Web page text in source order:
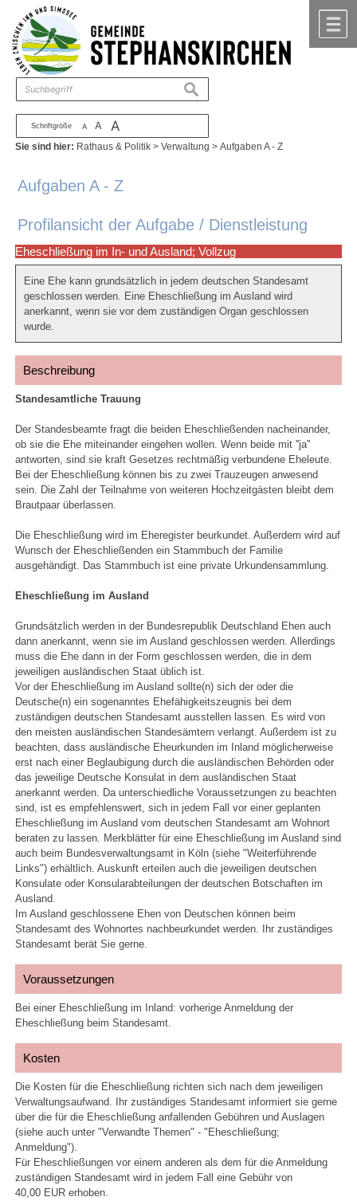
Zum Inhalt ,zur Navigation
Schriftgröße A A A
suchen
Sie sind hier: Rathaus & Politik >Verwaltung >Aufgaben A - Z
Aufgaben A - Z
Profilansicht der Aufgabe / Dienstleistung
Eheschließung im In- und Ausland; Vollzug
Eine Ehe kann grundsätzlich in jedem deutschen Standesamt
geschlossen werden. Eine Eheschließung im Ausland wird
anerkannt, wenn sie vor dem zuständigen Organ geschlossen
wurde.
Beschreibung
Standesamtliche Trauung
Der Standesbeamte fragt die beiden Eheschließenden nacheinander,
ob sie die Ehe miteinander eingehen wollen. Wenn beide mit ''ja''
antworten, sind sie kraft Gesetzes rechtmäßig verbundene Eheleute.
Bei der Eheschließung können bis zu zwei Trauzeugen anwesend
sein. Die Zahl der Teilnahme von weiteren Hochzeitgästen bleibt dem
Brautpaar überlassen.
Die Eheschließung wird im Eheregister beurkundet. Außerdem wird auf
Wunsch der Eheschließenden ein Stammbuch der Familie
ausgehändigt. Das Stammbuch ist eine private Urkundensammlung.
Eheschließung im Ausland
Grundsätzlich werden in der Bundesrepublik Deutschland Ehen auch
dann anerkannt, wenn sie im Ausland geschlossen werden. Allerdings
muss die Ehe dann in der Form geschlossen werden, die in dem
jeweiligen ausländischen Staat üblich ist.
Vor der Eheschließung im Ausland sollte(n) sich der oder die
Deutsche(n) ein sogenanntes Ehefähigkeitszeugnis bei dem
zuständigen deutschen Standesamt ausstellen lassen. Es wird von
den meisten ausländischen Standesämtern verlangt. Außerdem ist zu
beachten, dass ausländische Eheurkunden im Inland möglicherweise
erst nach einer Beglaubigung durch die ausländischen Behörden oder
das jeweilige Deutsche Konsulat in dem ausländischen Staat
anerkannt werden. Da unterschiedliche Voraussetzungen zu beachten
sind, ist es empfehlenswert, sich in jedem Fall vor einer geplanten
Eheschließung im Ausland vom deutschen Standesamt am Wohnort
beraten zu lassen. Merkblätter für eine Eheschließung im Ausland sind
auch beim Bundesverwaltungsamt in Köln (siehe "Weiterführende
Links") erhältlich. Auskunft erteilen auch die jeweiligen deutschen
Konsulate oder Konsularabteilungen der deutschen Botschaften im
Ausland.
Im Ausland geschlossene Ehen von Deutschen können beim
Standesamt des Wohnortes nachbeurkundet werden. Ihr zuständiges
Standesamt berät Sie gerne.
Voraussetzungen
Bei einer Eheschließung im Inland: vorherige Anmeldung der
Eheschließung beim Standesamt.
Kosten
Die Kosten für die Eheschließung richten sich nach dem jeweiligen
Verwaltungsaufwand. Ihr zuständiges Standesamt informiert sie gerne
über die für die Eheschließung anfallenden Gebühren und Auslagen
(siehe auch unter "Verwandte Themen" - "Eheschließung;
Anmeldung").
Für Eheschließungen vor einem anderen als dem für die Anmeldung
zuständigen Standesamt wird in jedem Fall eine Gebühr von
40,00 EUR erhoben.